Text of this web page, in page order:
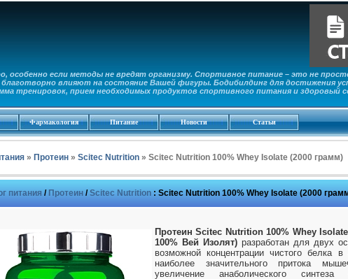
особенно если методы не вредят организму. Спортивное питание – это не
влияют на состояние Вашей фигуры. Бодибилдинг для достижения
тренировок, прием необходимых продуктов спортивного питания и
Фармакология Питание Новости Статьи
» Протеин » Scitec Nutrition » Scitec Nutrition 100% Whey Isolate (2000 грамм)
питания / Протеин /Scitec Nutrition : Scitec Nutrition 100% Whey Isolate (2000
Протеин Scitec Nutrition 100% Whey
100% Вей Изолят) разработан для двух
возможной концентрации чистого белка
наиболее значительного притока
увеличение анаболического